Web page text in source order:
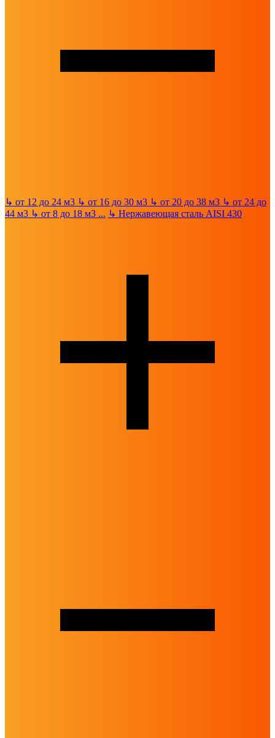
↳ от 12 до 24 м3 ↳ от 16 до 30 м3 ↳ от 20 до 38 м3 ↳ от 24 до
44 м3 ↳ от 8 до 18 м3 ... ↳ Нержавеющая сталь AISI 430